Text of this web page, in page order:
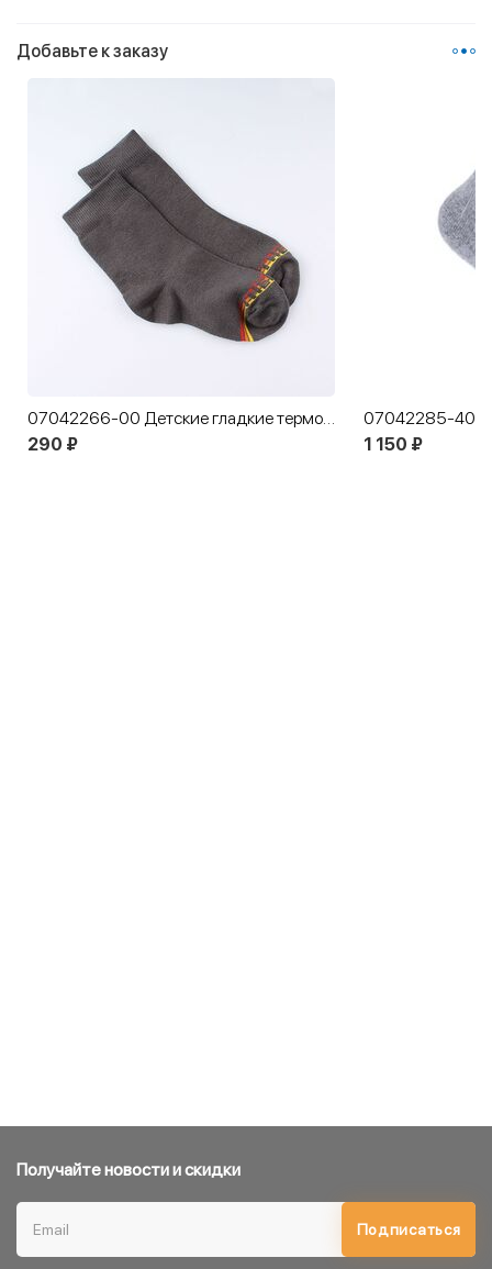
Добавьте к заказу
07042266-00 Детские гладкие термоноски MF серый
290 ₽
1 150 ₽
Получайте новости и скидки
Подписаться